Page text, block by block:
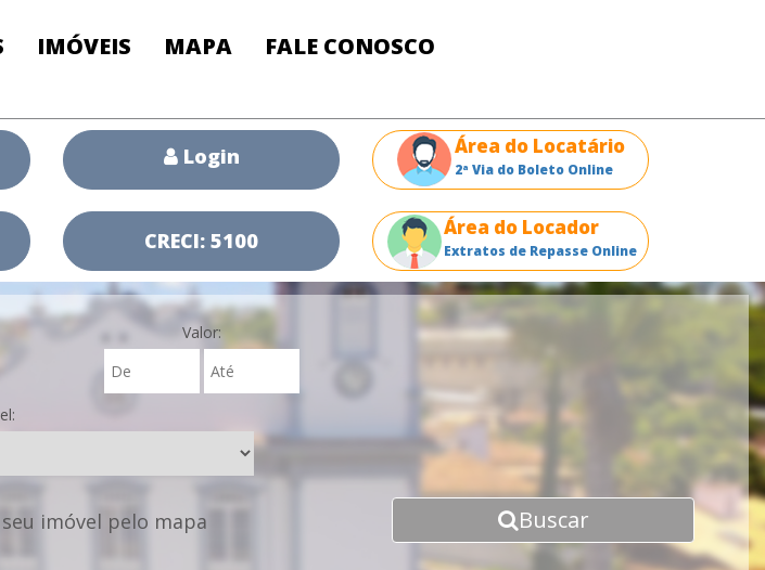
IMÓVEIS MAPA FALE CONOSCO
Login
CRECI: 5100
Área do Locatário
2ª Via do Boleto Online
Área do Locador
Extratos de Repasse Online
Valor:
imóvel pelo mapa Buscar